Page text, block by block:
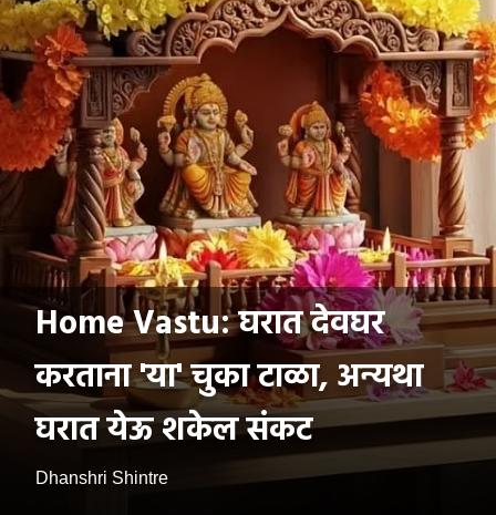
Home Vastu: घरात देवघर
करताना 'या' चुका टाळा, अन्यथा
घरात येऊ शकेल संकट
Dhanshri Shintre